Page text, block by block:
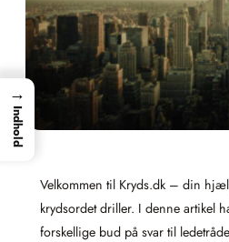
Velkommen til Kryds.dk – din
krydsordet driller. I denne artikel
forskellige bud på svar til
→
Indhold